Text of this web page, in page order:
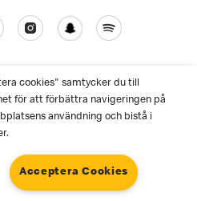
Cookies Användarvillkor
cookies" samtycker du till
för att förbättra navigeringen på
användning och bistå i
Acceptera Cookies